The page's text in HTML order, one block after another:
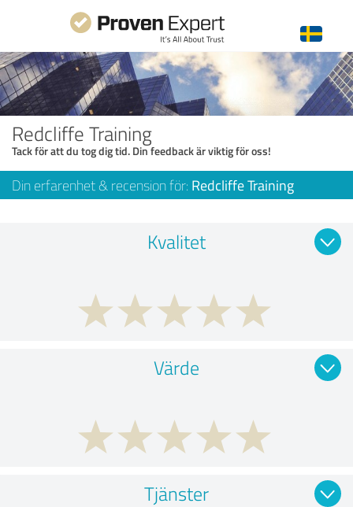
Redcliffe Training
Tack för att du tog dig tid. Din feedback är viktig för oss!
Din erfarenhet & recension för: Redcliffe Training
Kvalitet
Värde
Tjänster